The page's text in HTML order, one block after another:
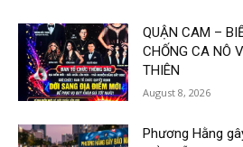
QUẬN CAM –
CHỐNG CA NÔ
THIÊN
August 8, 2026
Phương Hằng